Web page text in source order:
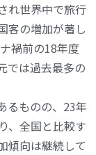
れ世界中で旅行
客の増加が著し
禍前の18年度
では過去最多の
るものの、23年
、全国と比較す
傾向は継続して